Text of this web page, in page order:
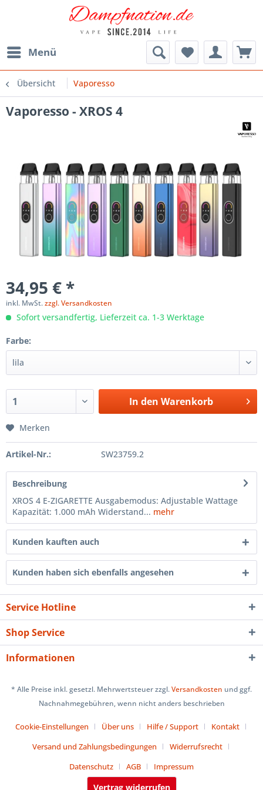
Menü
Übersicht Vaporesso
Vaporesso - XROS 4
34,95 € *
inkl. MwSt.zzgl. Versandkosten
Sofort versandfertig, Lieferzeit ca. 1-3 Werktage
Farbe:
In den Warenkorb
Merken
Artikel-Nr.: SW23759.2
Beschreibung
XROS 4 E-ZIGARETTE Ausgabemodus: Adjustable Wattage
Kapazität: 1.000 mAh Widerstand... mehr
Kunden kauften auch
Kunden haben sich ebenfalls angesehen
Service Hotline
Shop Service
Informationen
* Alle Preise inkl. gesetzl. Mehrwertsteuer zzgl.Versandkosten und ggf.
Nachnahmegebühren, wenn nicht anders beschrieben
Cookie-Einstellungen Über uns Hilfe / Support
Kontakt
Versand und Zahlungsbedingungen
Widerrufsrecht
Datenschutz
AGB Impressum
Vertrag widerrufen